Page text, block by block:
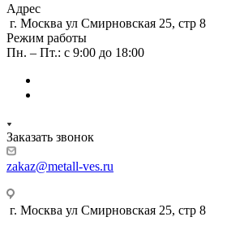
Адрес
г. Москва ул Смирновская 25, стр 8
Режим работы
Пн. – Пт.: с 9:00 до 18:00
Заказать звонок
zakaz@metall-ves.ru
г. Москва ул Смирновская 25, стр 8